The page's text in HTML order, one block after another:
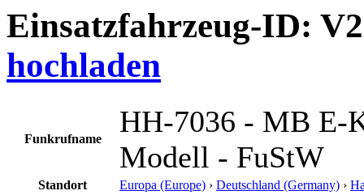
Einsatzfahrzeug-ID:
hochladen
Funkrufname
HH-7036 - MB E-
Modell - FuStW
Standort Europa (Europe) › Deutschland (Germany) ›